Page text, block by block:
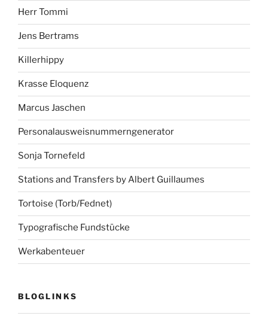
Herr Tommi
Jens Bertrams
Killerhippy
Krasse Eloquenz
Marcus Jaschen
Personalausweisnummerngenerator
Sonja Tornefeld
Stations and Transfers by Albert Guillaumes
Tortoise (Torb/Fednet)
Typografische Fundstücke
Werkabenteuer
BLOGLINKS